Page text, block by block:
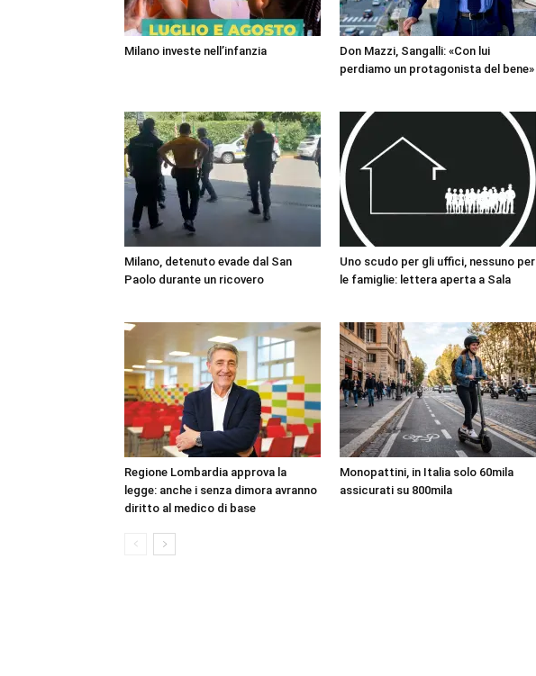
Milano investe nell’infanzia
Don Mazzi, Sangalli: «Con lui
perdiamo un protagonista del bene»
Milano, detenuto evade dal San
Paolo durante un ricovero
Uno scudo per gli uffici, nessuno per
le famiglie: lettera aperta a Sala
Regione Lombardia approva la
legge: anche i senza dimora avranno
diritto al medico di base
Monopattini, in Italia solo 60mila
assicurati su 800mila